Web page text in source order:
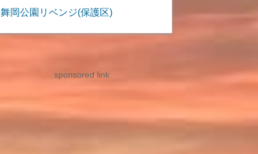
舞岡公園リベンジ(保護区)
sponsored link